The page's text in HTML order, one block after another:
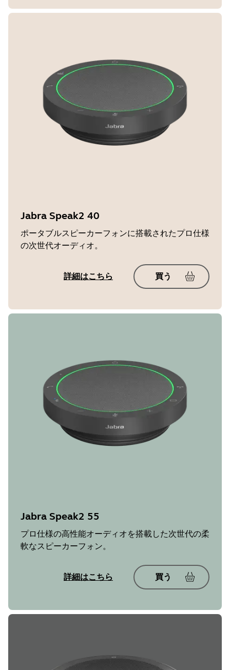
Jabra Speak2 40
ポータブルスピーカーフォンに搭載されたプロ仕様
の次世代オーディオ。
詳細はこちら 買う
Jabra Speak2 55
プロ仕様の高性能オーディオを搭載した次世代の柔
軟なスピーカーフォン。
詳細はこちら 買う